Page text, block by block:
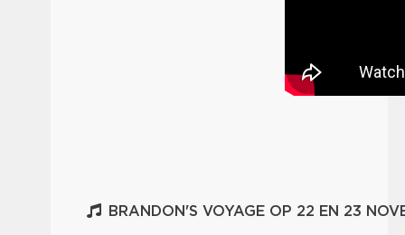
BRANDON'S VOYAGE OP 22 EN 23